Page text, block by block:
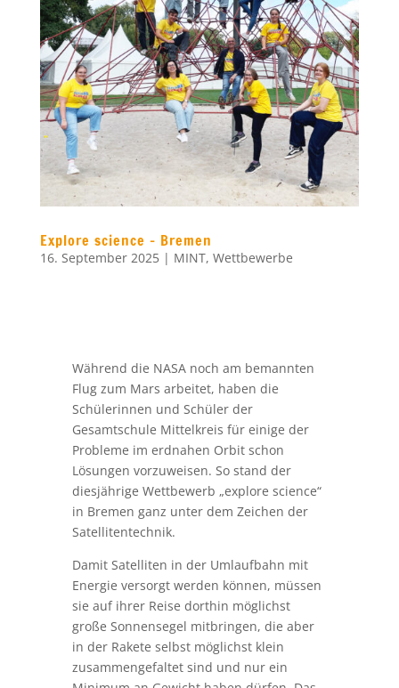
16. September 2025|MINT,Wettbewerbe
Während die NASA noch am bemannten
Flug zum Mars arbeitet, haben die
Schülerinnen und Schüler der
Gesamtschule Mittelkreis für einige der
Probleme im erdnahen Orbit schon
Lösungen vorzuweisen. So stand der
diesjährige Wettbewerb „explore science“
in Bremen ganz unter dem Zeichen der
Satellitentechnik.
Damit Satelliten in der Umlaufbahn mit